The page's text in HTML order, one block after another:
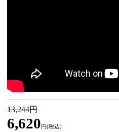
13,244円
6,620 円(税込)